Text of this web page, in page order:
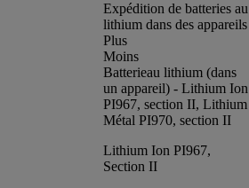
Expédition de batteries au
lithium dans des appareils
Plus
Moins
Batterieau lithium (dans
un appareil) - Lithium Ion
PI967, section II, Lithium
Métal PI970, section II
Lithium Ion PI967,
Section II